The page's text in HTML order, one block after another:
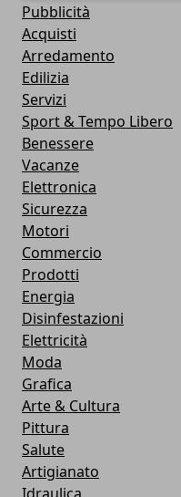
Pubblicità
Acquisti
Arredamento
Edilizia
Servizi
Sport & Tempo Libero
Benessere
Vacanze
Elettronica
Sicurezza
Motori
Commercio
Prodotti
Energia
Disinfestazioni
Elettricità
Moda
Grafica
Arte & Cultura
Pittura
Salute
Artigianato